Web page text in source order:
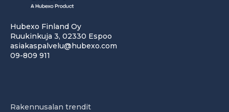
Hubexo Finland Oy
Ruukinkuja 3, 02330 Espoo
asiakaspalvelu@hubexo.com
09-809 911
Rakennusalan trendit